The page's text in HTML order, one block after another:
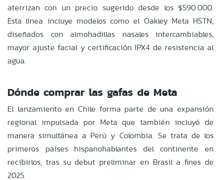
aterrizan con un precio sugerido desde los $590.000.
Esta línea incluye modelos como el Oakley Meta HSTN,
diseñados con almohadillas nasales intercambiables,
mayor ajuste facial y certificación IPX4 de resistencia al
agua.
Dónde comprar las gafas de Meta
El lanzamiento en Chile forma parte de una expansión
regional impulsada por Meta que también incluyó de
manera simultánea a Perú y Colombia. Se trata de los
primeros países hispanohablantes del continente en
recibirlos, tras su debut preliminar en Brasil a fines de
2025.